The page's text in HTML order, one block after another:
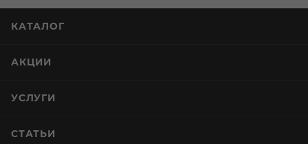
КАТАЛОГ
АКЦИИ
УСЛУГИ
СТАТЬИ